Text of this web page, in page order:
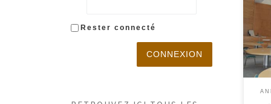
Rester connecté
CONNEXION